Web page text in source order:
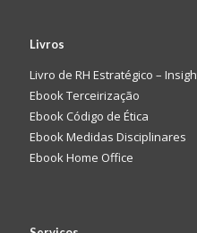
Livros
Livro de RH Estratégico –
Ebook Terceirização
Ebook Código de Ética
Ebook Medidas Disciplinares
Ebook Home Office